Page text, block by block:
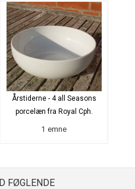
Årstiderne - 4 all Seasons
porcelæn fra Royal Cph.
1 emne
FØGLENDE